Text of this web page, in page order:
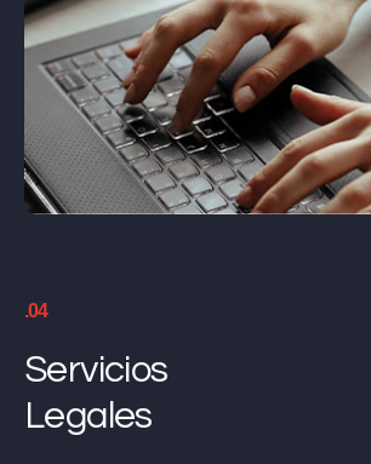
.04
Servicios
Legales